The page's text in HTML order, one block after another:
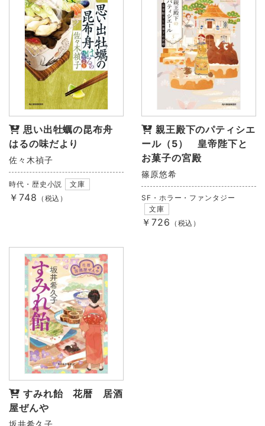
思い出牡蠣の昆布舟
はるの味だより
佐々木禎子
時代・歴史小説 文庫
￥748 （税込）
親王殿下のパティシエ
ール（5） 皇帝陛下と
お菓子の宮殿
篠原悠希
SF・ホラー・ファンタジー
文庫
￥726 （税込）
すみれ飴 花暦 居酒
屋ぜんや
坂井希久子